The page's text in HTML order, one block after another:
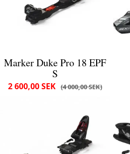
Marker Duke Pro 18 EPF
S
4 000,00 SEK
2 600,00 SEK